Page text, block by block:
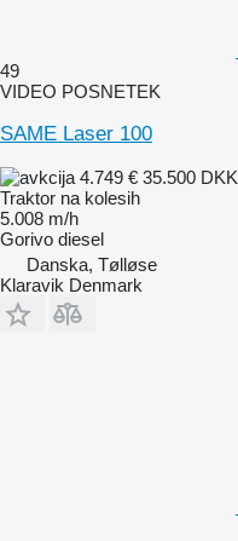
49
VIDEO POSNETEK
SAME Laser 100
4.749 € 35.500 DKK
Traktor na kolesih
5.008 m/h
Gorivo diesel
Danska, Tølløse
Klaravik Denmark